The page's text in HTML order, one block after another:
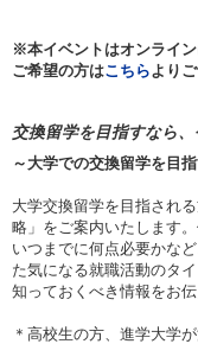
※本イベントはオンライ
ご希望の方はこちらより
交換留学を目指すなら
～大学での交換留学を目
大学交換留学を目指され
略」をご案内いたします
いつまでに何点必要かな
た気になる就職活動のタ
知っておくべき情報をお伝
＊高校生の方、進学大学